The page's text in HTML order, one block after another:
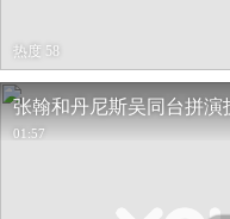
热度 58
张翰和丹尼斯吴同台拼演
01:57